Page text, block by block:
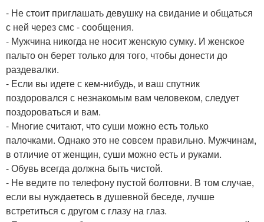
- Не стоит приглашать девушку на свидание и общаться
с ней через смс - сообщения.
- Мужчина никогда не носит женскую сумку. И женское
пальто он берет только для того, чтобы донести до
раздевалки.
- Если вы идете с кем-нибудь, и ваш спутник
поздоровался с незнакомым вам человеком, следует
поздороваться и вам.
- Многие считают, что суши можно есть только
палочками. Однако это не совсем правильно. Мужчинам,
в отличие от женщин, суши можно есть и руками.
- Обувь всегда должна быть чистой.
- Не ведите по телефону пустой болтовни. В том случае,
если вы нуждаетесь в душевной беседе, лучше
встретиться с другом с глазу на глаз.